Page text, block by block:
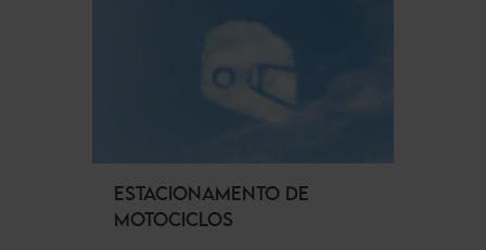
ESTACIONAMENTO DE
MOTOCICLOS